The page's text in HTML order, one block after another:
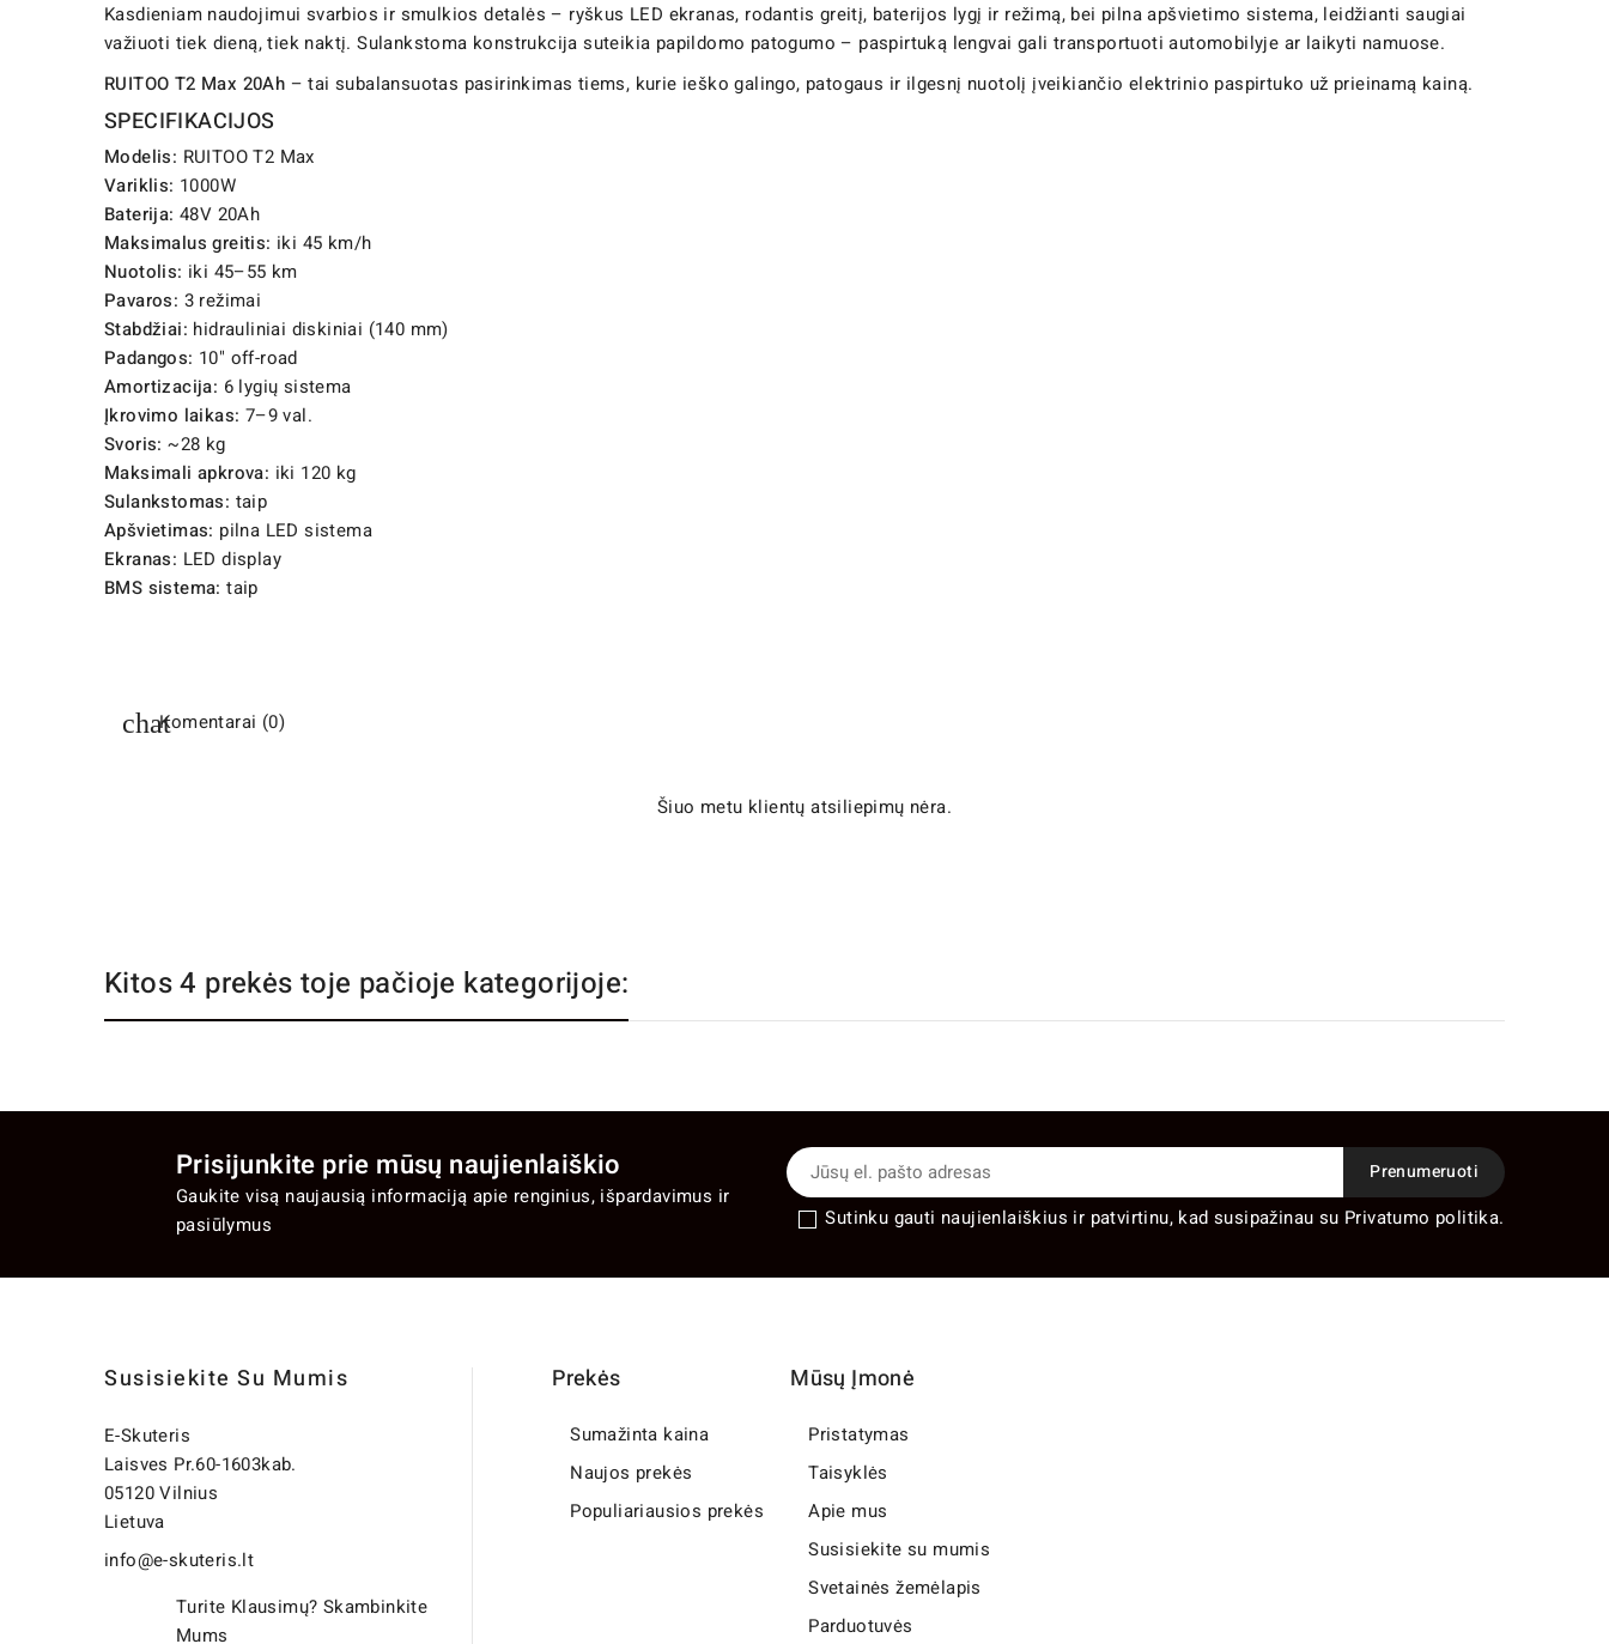
Kasdieniam naudojimui svarbios ir smulkios detalės – ryškus LED ekranas, rodantis greitį, baterijos lygį ir režimą, bei pilna apšvietimo sistema, leidžianti saugiai
važiuoti tiek dieną, tiek naktį. Sulankstoma konstrukcija suteikia papildomo patogumo – paspirtuką lengvai gali transportuoti automobilyje ar laikyti namuose.
RUITOO T2 Max 20Ah – tai subalansuotas pasirinkimas tiems, kurie ieško galingo, patogaus ir ilgesnį nuotolį įveikiančio elektrinio paspirtuko už prieinamą kainą.
SPECIFIKACIJOS
Modelis: RUITOO T2 Max
Variklis: 1000W
Baterija: 48V 20Ah
Maksimalus greitis: iki 45 km/h
Nuotolis: iki 45–55 km
Pavaros: 3 režimai
Stabdžiai: hidrauliniai diskiniai (140 mm)
Padangos: 10" off-road
Amortizacija: 6 lygių sistema
Įkrovimo laikas: 7–9 val.
Svoris: ~28 kg
Maksimali apkrova: iki 120 kg
Sulankstomas: taip
Apšvietimas: pilna LED sistema
Ekranas: LED display
BMS sistema: taip
Komentarai (0)
Šiuo metu klientų atsiliepimų nėra.
Kitos 4 prekės toje pačioje kategorijoje:
Prisijunkite prie mūsų naujienlaiškio
Gaukite visą naujausią informaciją apie renginius, išpardavimus ir
pasiūlymus
Sutinku gauti naujienlaiškius ir patvirtinu, kad susipažinau su Privatumo politika.
Susisiekite Su Mumis
E-Skuteris
Laisves Pr.60-1603kab.
05120 Vilnius
Lietuva
info@e-skuteris.lt
Turite Klausimų? Skambinkite
Mums
Prekės
Sumažinta kaina
Naujos prekės
Populiariausios prekės
Mūsų Įmonė
Pristatymas
Taisyklės
Apie mus
Susisiekite su mumis
Svetainės žemėlapis
Parduotuvės